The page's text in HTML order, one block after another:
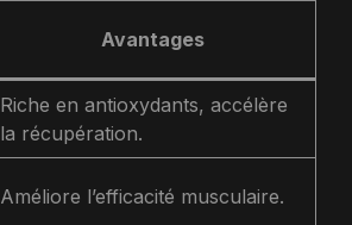
Avantages
Riche en antioxydants, accélère
la récupération.
Améliore l’efficacité musculaire.